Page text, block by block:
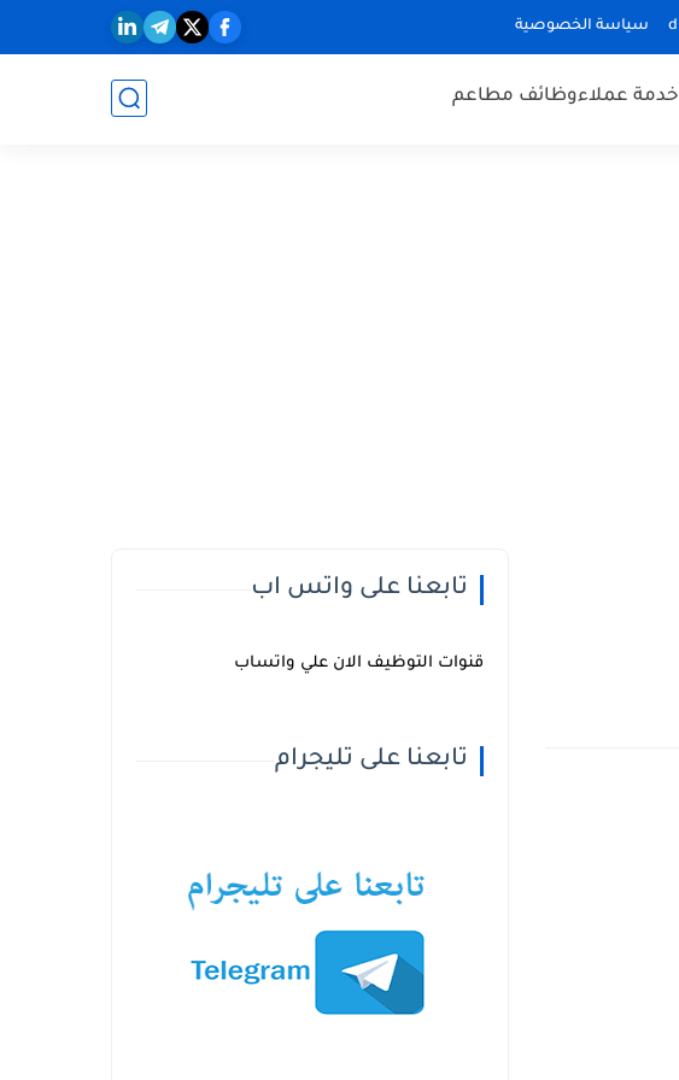
سياسة الخصوصية
خدمة عملاءوظائف مطاعم
تابعنا على واتس اب
قنوات التوظيف الان علي واتساب
تابعنا على تليجرام